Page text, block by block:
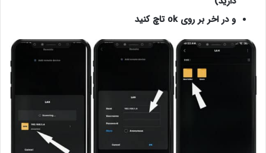
و در اخر بر روی ok تاچ کنید